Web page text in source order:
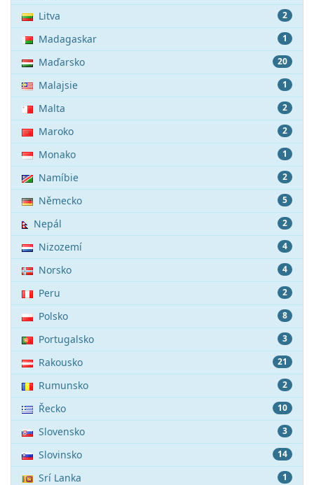
2
Litva
1
Madagaskar
20
Maďarsko
1
Malajsie
2
Malta
2
Maroko
1
Monako
2
Namíbie
5
Německo
2
Nepál
4
Nizozemí
4
Norsko
2
Peru
8
Polsko
3
Portugalsko
21
Rakousko
2
Rumunsko
10
Řecko
3
Slovensko
14
Slovinsko
1
Srí Lanka